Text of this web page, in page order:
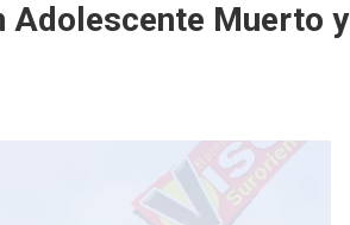
Adolescente Muerto y